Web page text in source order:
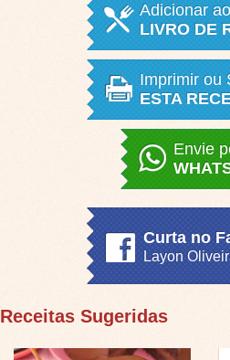
Adicionar
LIVRO DE
Imprimir ou
ESTA
Envie
Curta no
Layon
Receitas Sugeridas